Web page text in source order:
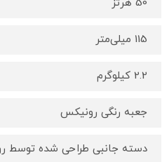
115 میلی‌متر
2.2 کیلوگرم
جعبه رنگی رونیکس
دسته جانبی طراحی شده توسط